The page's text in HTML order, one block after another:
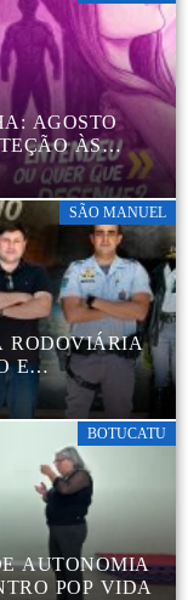
AGOSTO
ÀS
SÃO MANUEL
RODOVIÁRIA
E
BOTUCATU
AUTONOMIA
POP VIDA